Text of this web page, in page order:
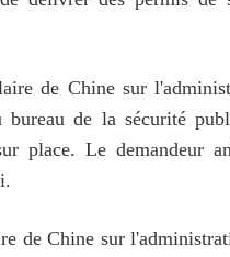
de Chine sur
bureau de la sécurité
place. Le
Chine sur